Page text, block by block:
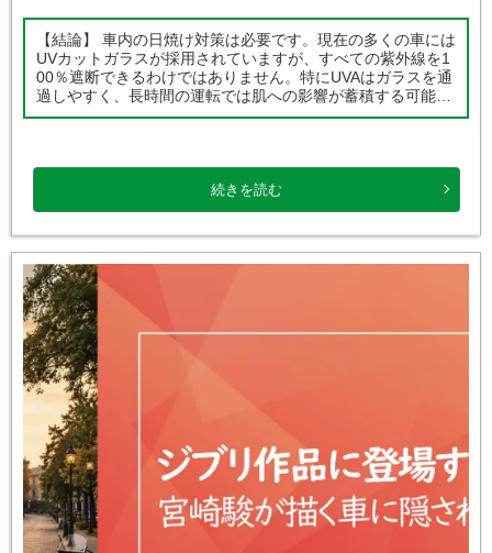
【結論】 車内の日焼け対策は必要です。現在の多くの車には
UVカットガラスが採用されていますが、すべての紫外線を1
00％遮断できるわけではありません。特にUVAはガラスを通
過しやすく、長時間の運転では肌への影響が蓄積する可能性
があります。ガラスの種類や車種による違いを理解し、適切
続きを読む